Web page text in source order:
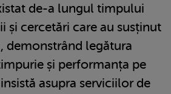
de-a lungul timpului
și cercetări care au susținut
demonstrând legătura
și performanța pe
asupra serviciilor de